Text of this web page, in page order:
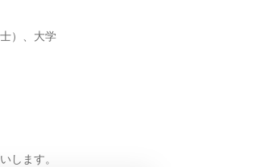
）、大学
します。